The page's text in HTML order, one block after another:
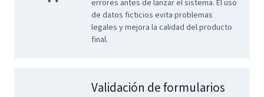
errores antes de lanzar el sistema. El uso
de datos ficticios evita problemas
legales y mejora la calidad del producto
final.
Validación de formularios